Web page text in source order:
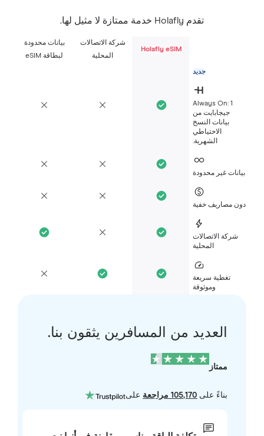
Holafly eSIM
شركة الاتصالات
بيانات محدودة
Always On: 1
جيجابايت من
بيانات النسخ
الاحتياطي
غير محدودة
مصاريف خفية
شركة الاتصالات
تغطية سريعة
العديد من المسافرين يثقون بنا.
بناءً على105,170 مراجعة على